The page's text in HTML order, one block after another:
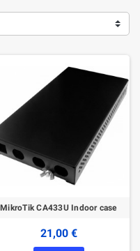
MikroTik CA433U Indoor case
21,00 €